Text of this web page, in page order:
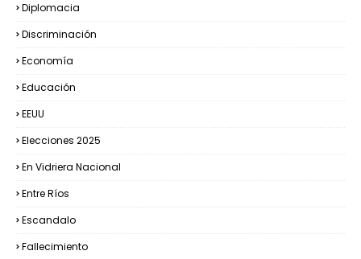
Diplomacia
Discriminación
Economía
Educación
EEUU
Elecciones 2025
En Vidriera Nacional
Entre Ríos
Escandalo
Fallecimiento